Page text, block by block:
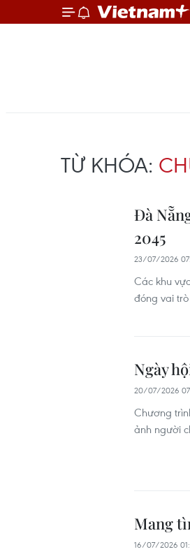
TỪ KHÓA:
Đà
2045
23/07/2026
Các khu
đóng vai
Ngày
20/07/2026
Chương
ảnh người
Mang
16/07/2026